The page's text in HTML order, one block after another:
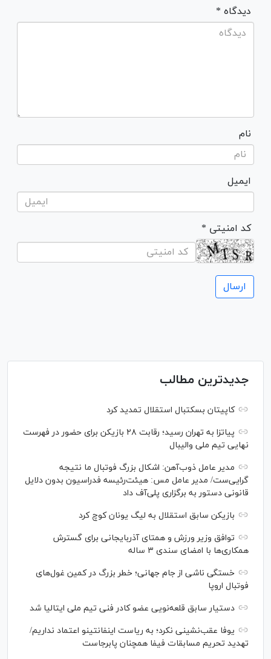
* دیدگاه
نام
ایمیل
* کد امنیتی
جدیدترین مطالب
کاپیتان بسکتبال استقلال تمدید کرد
پیاتزا به تهران رسید؛ رقابت ۲۸ بازیکن برای حضور در فهرست
نهایی تیم ملی والیبال
مدیر عامل ذوب‌آهن: اشکال بزرگ فوتبال ما نتیجه
گرایی‌ست/ مدیر عامل مس: هیئت‌رئیسه فدراسیون بدون دلایل
قانونی دستور به برگزاری پلی‌آف داد
بازیکن سابق استقلال به لیگ یونان کوچ کرد
توافق وزیر ورزش و همتای آذربایجانی برای گسترش
همکاری‌ها با امضای سندی ۳ ساله
خستگی ناشی از جام جهانی؛ خطر بزرگ در کمین غول‌های
فوتبال اروپا
دستیار سابق قلعه‌نویی عضو کادر فنی تیم ملی ایتالیا شد
یوفا عقب‌نشینی نکرد؛ به ریاست اینفانتینو اعتماد نداریم/
تهدید تحریم مسابقات فیفا همچنان پابرجاست